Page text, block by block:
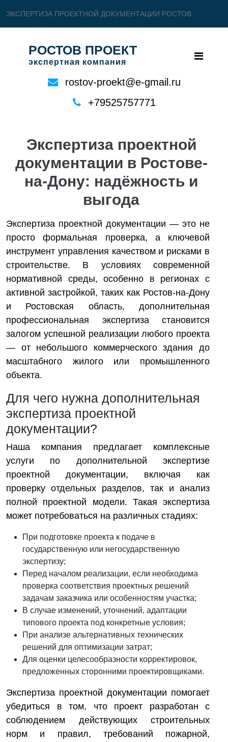
ЭКСПЕРТИЗА ПРОЕКТНОЙ ДОКУМЕНТАЦИИ РОСТОВ
РОСТОВ ПРОЕКТ
экспертная компания
rostov-proekt@e-gmail.ru
+79525757771
Экспертиза проектной
документации в Ростове-
на-Дону: надёжность и
выгода
Экспертиза проектной документации — это не
просто формальная проверка, а ключевой
инструмент управления качеством и рисками в
строительстве. В условиях современной
нормативной среды, особенно в регионах с
активной застройкой, таких как Ростов-на-Дону
и Ростовская область, дополнительная
профессиональная экспертиза становится
залогом успешной реализации любого проекта
— от небольшого коммерческого здания до
масштабного жилого или промышленного
объекта.
Для чего нужна дополнительная
экспертиза проектной
документации?
Наша компания предлагает комплексные
услуги по дополнительной экспертизе
проектной документации, включая как
проверку отдельных разделов, так и анализ
полной проектной модели. Такая экспертиза
может потребоваться на различных стадиях:
При подготовке проекта к подаче в
государственную или негосударственную
экспертизу;
Перед началом реализации, если необходима
проверка соответствия проектных решений
задачам заказчика или особенностям участка;
В случае изменений, уточнений, адаптации
типового проекта под конкретные условия;
При анализе альтернативных технических
решений для оптимизации затрат;
Для оценки целесообразности корректировок,
предложенных сторонними проектировщиками.
Экспертиза проектной документации помогает
убедиться в том, что проект разработан с
соблюдением действующих строительных
норм и правил, требований пожарной,